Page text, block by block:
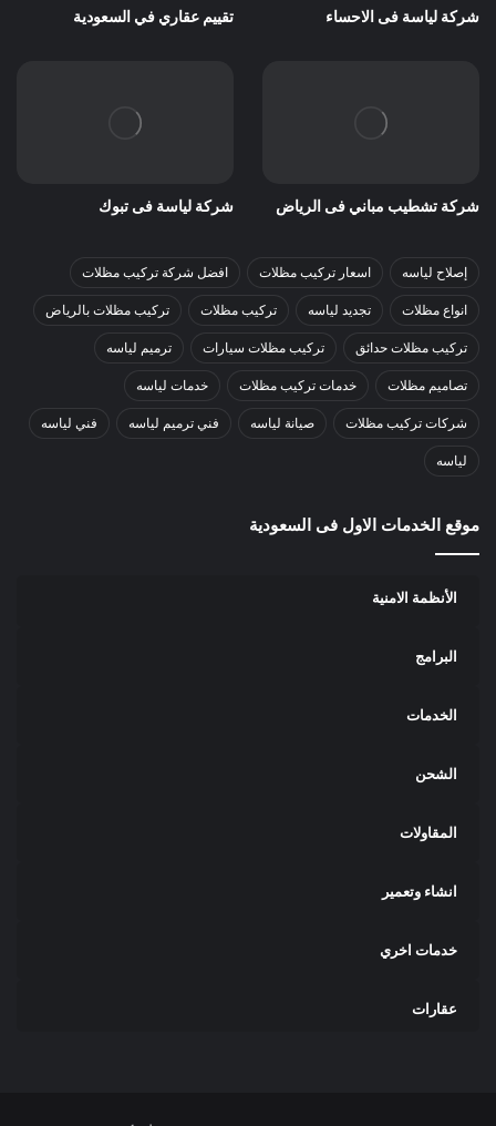
شركة لياسة فى الاحساء تقييم عقاري في السعودية
شركة تشطيب مباني فى الرياض شركة لياسة فى تبوك
إصلاح لياسه اسعار تركيب مظلات افضل شركة تركيب مظلات
انواع مظلات تجديد لياسه تركيب مظلات تركيب مظلات بالرياض
تركيب مظلات حدائق تركيب مظلات سيارات ترميم لياسه
تصاميم مظلات خدمات تركيب مظلات خدمات لياسه
شركات تركيب مظلات صيانة لياسه فني ترميم لياسه فني لياسه
لياسه
موقع الخدمات الاول فى السعودية
الأنظمة الامنية
البرامج
الخدمات
الشحن
المقاولات
انشاء وتعمير
خدمات اخري
عقارات